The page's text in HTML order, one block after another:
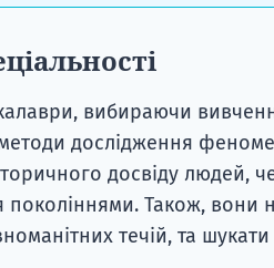
вибираючи
дослідження
досвіду людей,
поколіннями. Також, вони
течій, та